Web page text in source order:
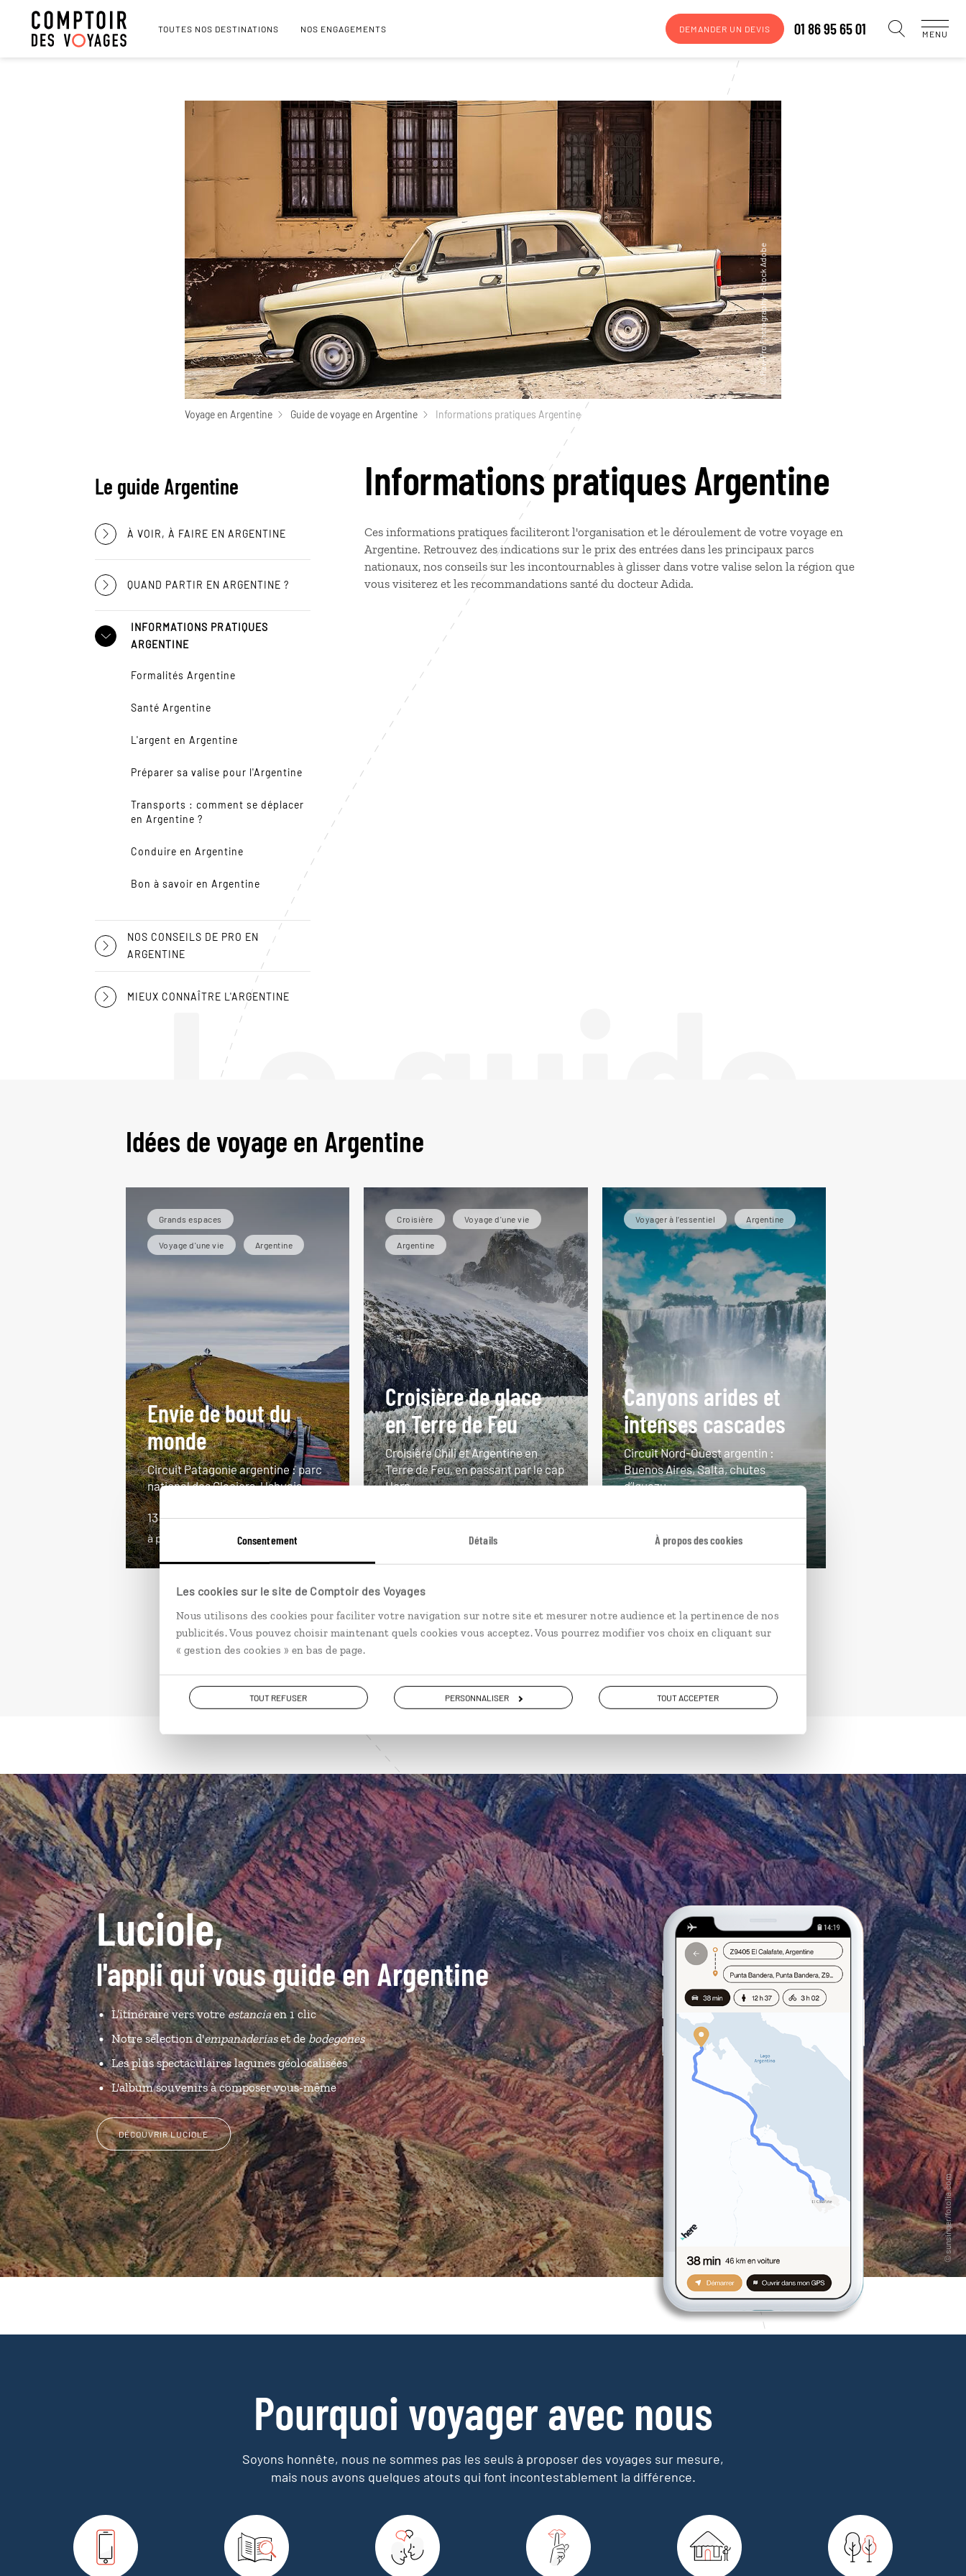
Consentement Détails À propos des cookies
Les cookies sur le site de Comptoir des Voyages
Nous utilisons des cookies pour faciliter votre navigation sur notre site et mesurer notre audience et la pertinence de nos
publicités. Vous pouvez choisir maintenant quels cookies vous acceptez. Vous pourrez modifier vos choix en cliquant sur
« gestion des cookies » en bas de page.
TOUT REFUSER PERSONNALISER TOUT ACCEPTER
TOUTES NOS DESTINATIONS NOS ENGAGEMENTS DEMANDER UN DEVIS 01 86 95 65 01 MENU
Voyage en Argentine Guide de voyage en Argentine Informations pratiques Argentine
Le guide
Le guide Argentine
À VOIR, À FAIRE EN ARGENTINE
QUAND PARTIR EN ARGENTINE ?
INFORMATIONS PRATIQUES
ARGENTINE
Formalités Argentine
Santé Argentine
L'argent en Argentine
Préparer sa valise pour l'Argentine
Transports : comment se déplacer
en Argentine ?
Conduire en Argentine
Bon à savoir en Argentine
NOS CONSEILS DE PRO EN
ARGENTINE
MIEUX CONNAÎTRE L'ARGENTINE
Informations pratiques Argentine
Ces informations pratiques faciliteront l'organisation et le déroulement de votre voyage en
Argentine. Retrouvez des indications sur le prix des entrées dans les principaux parcs
nationaux, nos conseils sur les incontournables à glisser dans votre valise selon la région que
vous visiterez et les recommandations santé du docteur Adida.
Idées de voyage en Argentine
Grands espaces
Voyage d'une vie Argentine
Envie de bout du
monde
Circuit Patagonie argentine : parc
national des Glaciers, Ushuaia…
13 jours / 11 nuits
à partir de 2950€
Croisière Voyage d'une vie
Argentine
Croisière de glace
en Terre de Feu
Croisière Chili et Argentine en
Terre de Feu, en passant par le cap
Horn.
11 jours / 9 nuits
à partir de 6550€
Voyager à l’essentiel Argentine
Canyons arides et
intenses cascades
Circuit Nord-Ouest argentin :
Buenos Aires, Salta, chutes
d’Iguazu.
15 jours / 12 nuits
à partir de 4050€
VOIR NOS 9 IDÉES DE VOYAGE EN ARGENTINE
Luciole,
l'appli qui vous guide en Argentine
L’itinéraire vers votreestanciaen 1 clic
Notre sélection d'empanaderíaset debodegones
Les plus spectaculaires lagunes géolocalisées
L'album souvenirs à composer vous-même
DÉCOUVRIR LUCIOLE
Pourquoi voyager avec nous
Soyons honnête, nous ne sommes pas les seuls à proposer des voyages sur mesure,
mais nous avons quelques atouts qui font incontestablement la différence.